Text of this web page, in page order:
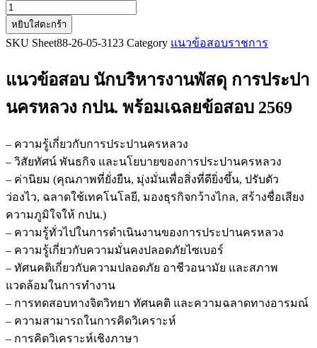
จำนวน
แนว
ข้อสอบ
บริหาร
พัสดุ
ประปา
นครหลวง
กปน.
ชิ้น
หยิบใส่ตะกร้า
SKU Sheet88-26-05-3123 Category แนวข้อสอบราชการ
แนวข้อสอบ นักบริหารงานพัสดุ การประปา
นครหลวง กปน. พร้อมเฉลยข้อสอบ 2569
– ความรู้เกี่ยวกับการประปานครหลวง
– วิสัยทัศน์ พันธกิจ และนโยบายของการประปานครหลวง
– ค่านิยม (คุณภาพที่ยั่งยืน, มุ่งมั่นเพื่อสิ่งที่ดียิ่งขึ้น, ปรับตัว
ว่องไว, ฉลาดใช้เทคโนโลยี, มองธุรกิจกว้างไกล, สร้างชื่อเสียง
ความภูมิใจให้ กปน.)
– ความรู้ทั่วไปในการดำเนินงานของการประปานครหลวง
– ความรู้เกี่ยวกับความมั่นคงปลอดภัยไซเบอร์
– ทัศนคติเกี่ยวกับความปลอดภัย อาชีวอนามัย และสภาพ
แวดล้อมในการทำงาน
– การทดสอบทางจิตวิทยา ทัศนคติ และความฉลาดทางอารมณ์
– ความสามารถในการคิดวิเคราะห์
– การคิดวิเคราะห์เชิงภาษา